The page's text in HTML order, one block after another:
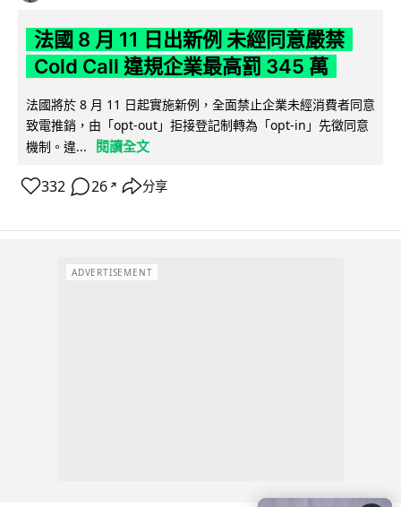
法國 8 月 11 日出新例 未經同意嚴禁
Cold Call 違規企業最高罰 345 萬
法國將於 8 月 11 日起實施新例，全面禁止企業未經消費者同意
致電推銷，由「opt-out」拒接登記制轉為「opt-in」先徵同意
機制。違...
閱讀全文
332 26 ↗ 分享
ADVERTISEMENT